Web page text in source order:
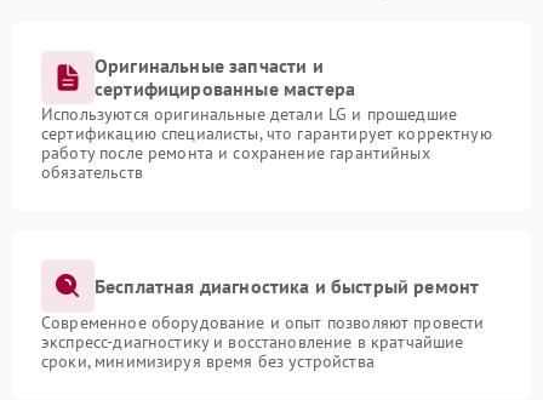
Оригинальные запчасти и
сертифицированные мастера
Используются оригинальные детали LG и прошедшие
сертификацию специалисты, что гарантирует корректную
работу после ремонта и сохранение гарантийных
обязательств
Бесплатная диагностика и быстрый ремонт
Современное оборудование и опыт позволяют провести
экспресс-диагностику и восстановление в кратчайшие
сроки, минимизируя время без устройства